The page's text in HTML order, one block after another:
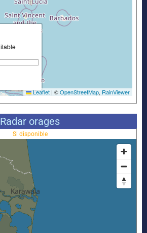
Radar orages
Si disponible